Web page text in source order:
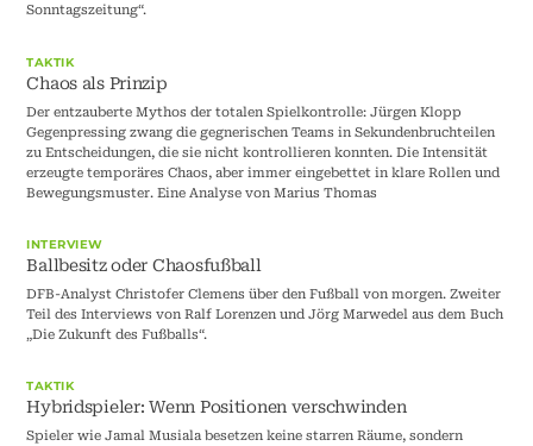
Sonntagszeitung“.
TAKTIK
Chaos als Prinzip
Der entzauberte Mythos der totalen Spielkontrolle: Jürgen Klopp
Gegenpressing zwang die gegnerischen Teams in Sekundenbruchteilen
zu Entscheidungen, die sie nicht kontrollieren konnten. Die Intensität
erzeugte temporäres Chaos, aber immer eingebettet in klare Rollen und
Bewegungsmuster. Eine Analyse von Marius Thomas
INTERVIEW
Ballbesitz oder Chaosfußball
DFB-Analyst Christofer Clemens über den Fußball von morgen. Zweiter
Teil des Interviews von Ralf Lorenzen und Jörg Marwedel aus dem Buch
„Die Zukunft des Fußballs“.
TAKTIK
Hybridspieler: Wenn Positionen verschwinden
Spieler wie Jamal Musiala besetzen keine starren Räume, sondern